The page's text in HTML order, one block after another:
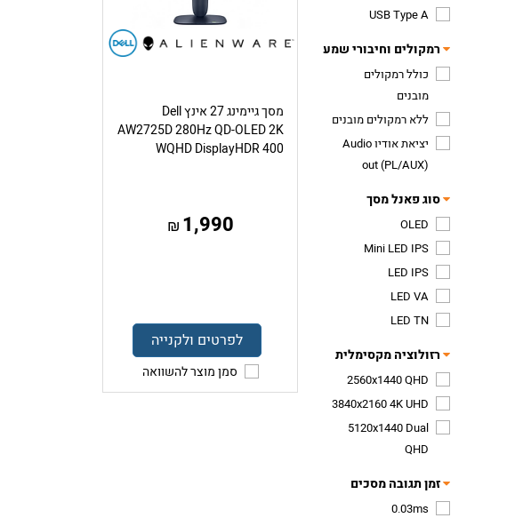
USB Type A
רמקולים וחיבורי שמע
כולל רמקולים
מובנים
ללא רמקולים מובנים
יציאת אודיו Audio
out (PL/AUX)
סוג פאנל מסך
OLED
Mini LED IPS
LED IPS
LED VA
LED TN
רזולוציה מקסימלית
2560x1440 QHD
3840x2160 4K UHD
5120x1440 Dual
QHD
זמן תגובה מסכים
0.03ms
מסך גיימינג 27 אינץ Dell
AW2725D 280Hz QD-OLED 2K
WQHD DisplayHDR 400
1,990
₪
לפרטים ולקנייה
סמן מוצר להשוואה